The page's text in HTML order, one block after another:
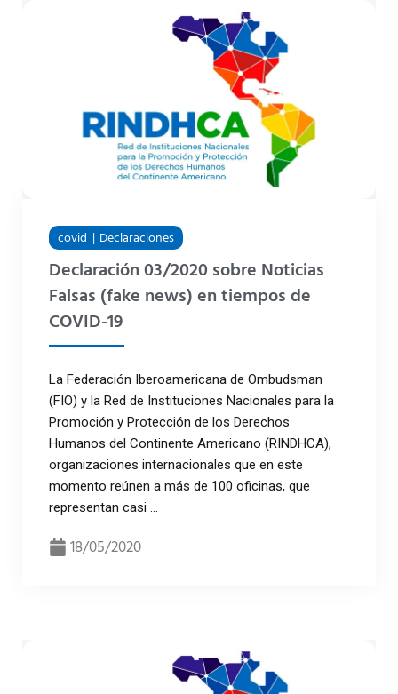
covid Declaraciones
Declaración 03/2020 sobre Noticias
Falsas (fake news) en tiempos de
COVID-19
La Federación Iberoamericana de Ombudsman
(FIO) y la Red de Instituciones Nacionales para la
Promoción y Protección de los Derechos
Humanos del Continente Americano (RINDHCA),
organizaciones internacionales que en este
momento reúnen a más de 100 oficinas, que
representan casi ...
18/05/2020